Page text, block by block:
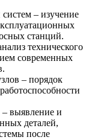
– изучение
станций.
технического
современных
– порядок
выявление и
деталей,
после